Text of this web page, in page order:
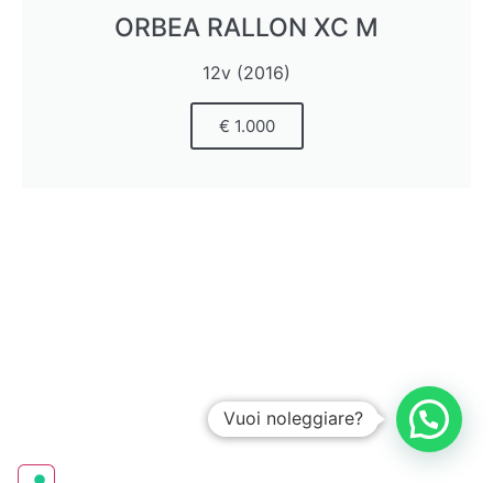
ORBEA RALLON XC M
12v (2016)
€ 1.000
Vuoi noleggiare?